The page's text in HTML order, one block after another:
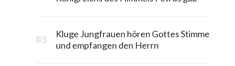
Kluge Jungfrauen hören Gottes Stimme
und empfangen den Herrn